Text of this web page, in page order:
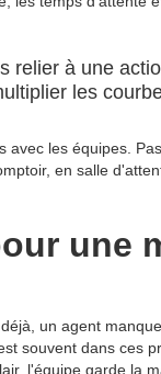
relier à une
les
avec les équipes.
en salle
une
un agent
souvent dans ces
l'équipe garde la